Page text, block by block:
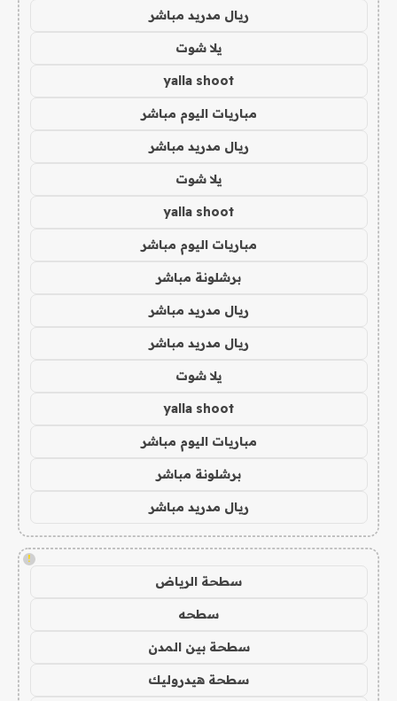
ريال مدريد مباشر
يلا شوت
yalla shoot
مباريات اليوم مباشر
ريال مدريد مباشر
يلا شوت
yalla shoot
مباريات اليوم مباشر
برشلونة مباشر
ريال مدريد مباشر
ريال مدريد مباشر
يلا شوت
yalla shoot
مباريات اليوم مباشر
برشلونة مباشر
ريال مدريد مباشر
!
سطحة الرياض
سطحه
سطحة بين المدن
سطحة هيدروليك